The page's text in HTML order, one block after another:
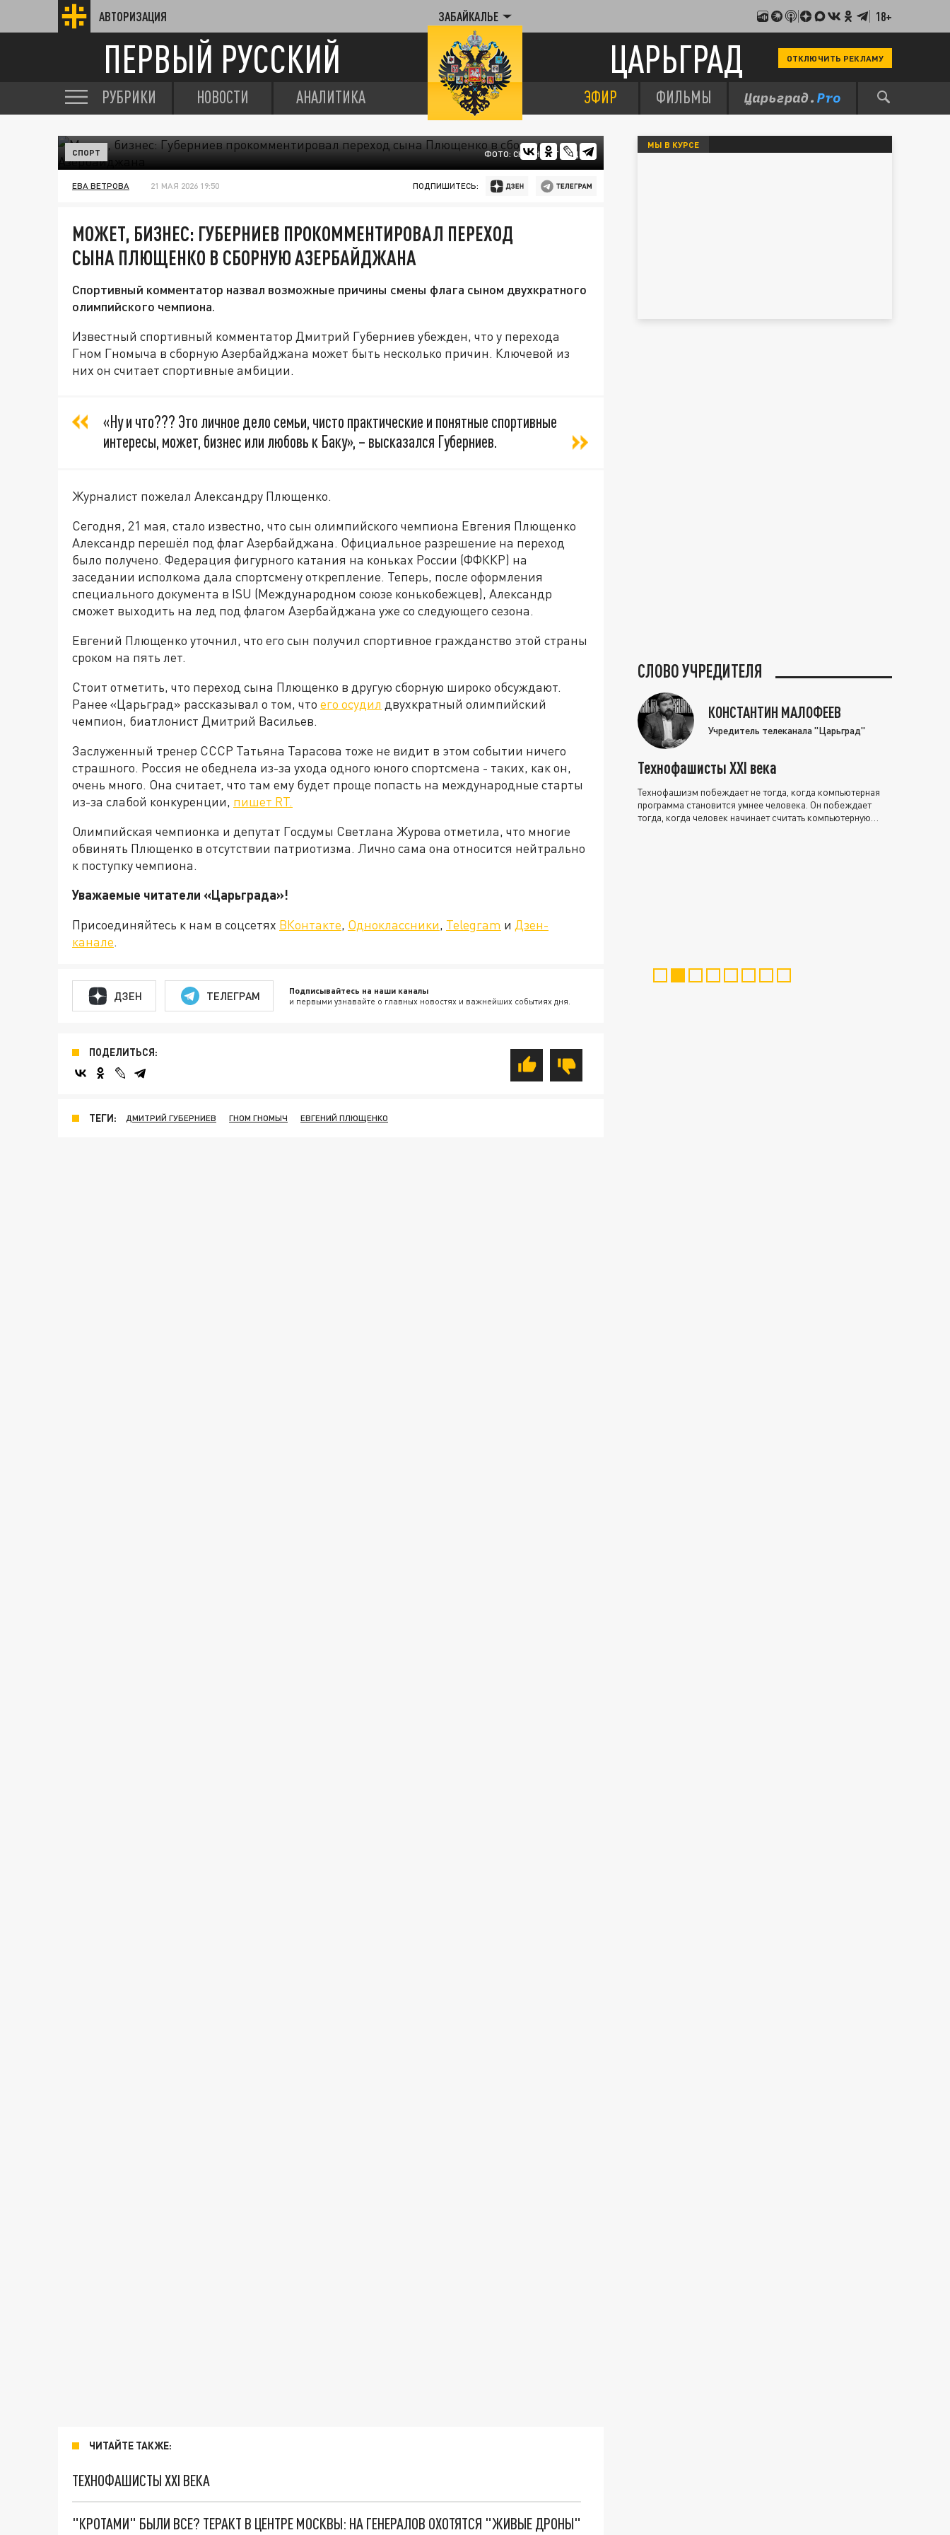
АВТОРИЗАЦИЯ ЗАБАЙКАЛЬЕ 18+
ПЕРВЫЙ РУССКИЙ ЦАРЬГРАД ОТКЛЮЧИТЬ РЕКЛАМУ
РУБРИКИ НОВОСТИ АНАЛИТИКА ЭФИР ФИЛЬМЫ
ФОТО: СКРИНШОТ ВИДЕО
СПОРТ
ЕВА ВЕТРОВА 21 МАЯ 2026 19:50 ПОДПИШИТЕСЬ:
МОЖЕТ, БИЗНЕС: ГУБЕРНИЕВ ПРОКОММЕНТИРОВАЛ ПЕРЕХОД
СЫНА ПЛЮЩЕНКО В СБОРНУЮ АЗЕРБАЙДЖАНА
Спортивный комментатор назвал возможные причины смены флага сыном двухкратного
олимпийского чемпиона.
Известный спортивный комментатор Дмитрий Губерниев убежден, что у перехода
Гном Гномыча в сборную Азербайджана может быть несколько причин. Ключевой из
них он считает спортивные амбиции.
«Ну и что??? Это личное дело семьи, чисто практические и понятные спортивные
интересы, может, бизнес или любовь к Баку», – высказался Губерниев.
Журналист пожелал Александру Плющенко.
Сегодня, 21 мая, стало известно, что сын олимпийского чемпиона Евгения Плющенко
Александр перешёл под флаг Азербайджана. Официальное разрешение на переход
было получено. Федерация фигурного катания на коньках России (ФФККР) на
заседании исполкома дала спортсмену открепление. Теперь, после оформления
специального документа в ISU (Международном союзе конькобежцев), Александр
сможет выходить на лед под флагом Азербайджана уже со следующего сезона.
Евгений Плющенко уточнил, что его сын получил спортивное гражданство этой страны
сроком на пять лет.
Стоит отметить, что переход сына Плющенко в другую сборную широко обсуждают.
Ранее «Царьград» рассказывал о том, что его осудил двухкратный олимпийский
чемпион, биатлонист Дмитрий Васильев.
Заслуженный тренер СССР Татьяна Тарасова тоже не видит в этом событии ничего
страшного. Россия не обеднела из-за ухода одного юного спортсмена - таких, как он,
очень много. Она считает, что там ему будет проще попасть на международные старты
из-за слабой конкуренции, пишет RT.
Олимпийская чемпионка и депутат Госдумы Светлана Журова отметила, что многие
обвинять Плющенко в отсутствии патриотизма. Лично сама она относится нейтрально
к поступку чемпиона.
Уважаемые читатели «Царьграда»!
Присоединяйтесь к нам в соцсетях ВКонтакте, Одноклассники, Telegram и Дзен-
канале.
ДЗЕН ТЕЛЕГРАМ Подписывайтесь на наши каналы
и первыми узнавайте о главных новостях и важнейших событиях дня.
ПОДЕЛИТЬСЯ:
ТЕГИ: ДМИТРИЙ ГУБЕРНИЕВ ГНОМ ГНОМЫЧ ЕВГЕНИЙ ПЛЮЩЕНКО
ЧИТАЙТЕ ТАКЖЕ:
ТЕХНОФАШИСТЫ XXI ВЕКА
"КРОТАМИ" БЫЛИ ВСЕ? ТЕРАКТ В ЦЕНТРЕ МОСКВЫ: НА ГЕНЕРАЛОВ ОХОТЯТСЯ "ЖИВЫЕ ДРОНЫ"
МЫ В КУРСЕ
СЛОВО УЧРЕДИТЕЛЯ
КОНСТАНТИН МАЛОФЕЕВ
Учредитель телеканала "Царьград"
Технофашисты XXI века
Технофашизм побеждает не тогда, когда компьютерная
программа становится умнее человека. Он побеждает
тогда, когда человек начинает считать компьютерную